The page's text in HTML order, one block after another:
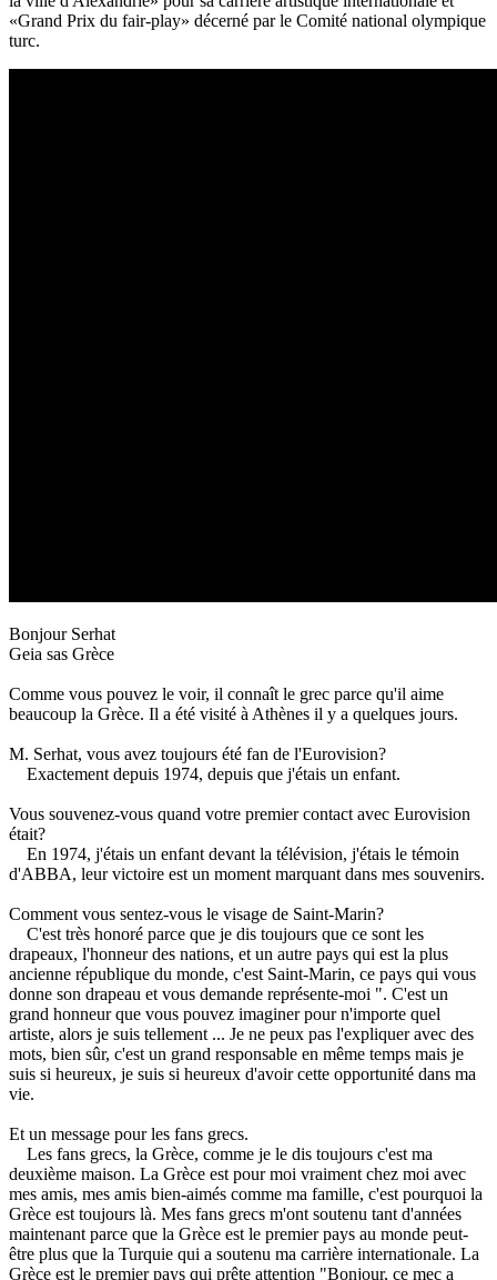
«Grand Prix du fair-play» décerné par le Comité national olympique
turc.
Bonjour Serhat
Geia sas Grèce
Comme vous pouvez le voir, il connaît le grec parce qu'il aime
beaucoup la Grèce. Il a été visité à Athènes il y a quelques jours.
M. Serhat, vous avez toujours été fan de l'Eurovision?
Exactement depuis 1974, depuis que j'étais un enfant.
Vous souvenez-vous quand votre premier contact avec Eurovision
était?
En 1974, j'étais un enfant devant la télévision, j'étais le témoin
d'ABBA, leur victoire est un moment marquant dans mes souvenirs.
Comment vous sentez-vous le visage de Saint-Marin?
C'est très honoré parce que je dis toujours que ce sont les
drapeaux, l'honneur des nations, et un autre pays qui est la plus
ancienne république du monde, c'est Saint-Marin, ce pays qui vous
donne son drapeau et vous demande représente-moi ". C'est un
grand honneur que vous pouvez imaginer pour n'importe quel
artiste, alors je suis tellement ... Je ne peux pas l'expliquer avec des
mots, bien sûr, c'est un grand responsable en même temps mais je
suis si heureux, je suis si heureux d'avoir cette opportunité dans ma
vie.
Et un message pour les fans grecs.
Les fans grecs, la Grèce, comme je le dis toujours c'est ma
deuxième maison. La Grèce est pour moi vraiment chez moi avec
mes amis, mes amis bien-aimés comme ma famille, c'est pourquoi la
Grèce est toujours là. Mes fans grecs m'ont soutenu tant d'années
maintenant parce que la Grèce est le premier pays au monde peut-
être plus que la Turquie qui a soutenu ma carrière internationale. La
Grèce est le premier pays qui prête attention "Bonjour, ce mec a